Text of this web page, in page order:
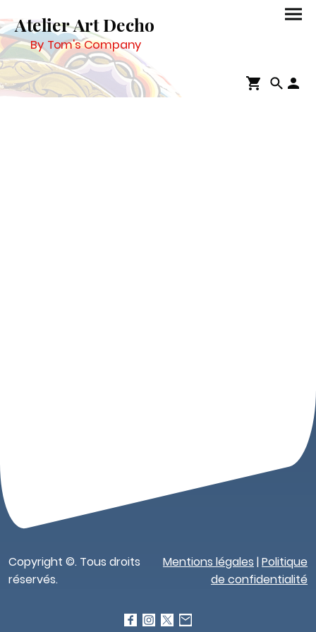
Atelier Art Decho
By Tom's Company
Copyright ©. Tous droits
réservés.
Mentions légales |Politique
de confidentialité